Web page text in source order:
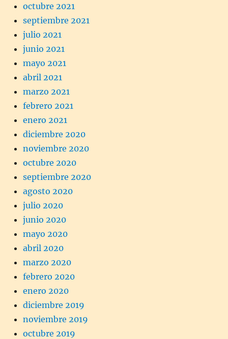
octubre 2021
septiembre 2021
julio 2021
junio 2021
mayo 2021
abril 2021
marzo 2021
febrero 2021
enero 2021
diciembre 2020
noviembre 2020
octubre 2020
septiembre 2020
agosto 2020
julio 2020
junio 2020
mayo 2020
abril 2020
marzo 2020
febrero 2020
enero 2020
diciembre 2019
noviembre 2019
octubre 2019